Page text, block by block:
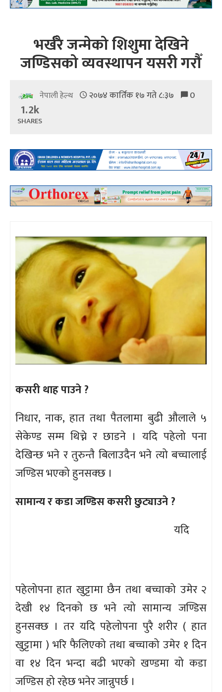
भर्खरै जन्मेको शिशुमा देखिने
जण्डिसको व्यवस्थापन यसरी गरौँ
नेपाली हेल्थ २०७४ कार्तिक १७ गते ८:३७ 0
1.2k
SHARES
कसरी थाह पाउने ?
निधार, नाक, हात तथा पैतलामा बुढी औलाले ५
सेकेण्ड सम्म थिच्ने र छाडने । यदि पहेलो पना
देखिन्छ भने र तुरुन्तै बिलाउदैन भने त्यो बच्चालाई
जण्डिस भएको हुनसक्छ ।
सामान्य र कडा जण्डिस कसरी छुट्याउने ?
यदि
पहेलोपना हात खुट्टामा छैन तथा बच्चाको उमेर २
देखी १४ दिनको छ भने त्यो सामान्य जण्डिस
हुनसक्छ । तर यदि पहेलोपना पुरै शरीर ( हात
खुट्टामा ) भरि फैलिएको तथा बच्चाको उमेर १ दिन
वा १४ दिन भन्दा बढी भएको खण्डमा यो कडा
जण्डिस हो रहेछ भनेर जान्नुपर्छ ।